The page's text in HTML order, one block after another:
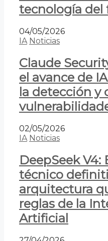
tecnología del
04/05/2026
IA Noticias
Claude
el avance de
la detección y
02/05/2026
IA Noticias
DeepSeek V4:
técnico
arquitectura
reglas de la
Artificial